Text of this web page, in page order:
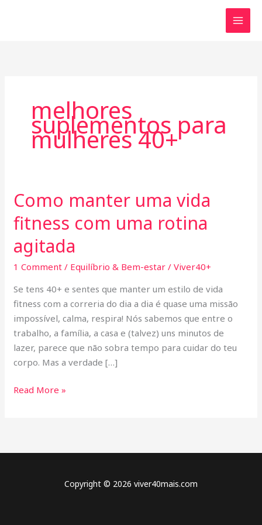
melhores
suplementos para
mulheres 40+
Como manter uma vida
fitness com uma rotina
agitada
1 Comment / Equilíbrio & Bem-estar /Viver40+
Se tens 40+ e sentes que manter um estilo de vida
fitness com a correria do dia a dia é quase uma missão
impossível, calma, respira! Nós sabemos que entre o
trabalho, a família, a casa e (talvez) uns minutos de
lazer, parece que não sobra tempo para cuidar do teu
corpo. Mas a verdade […]
Como
manter
uma
fitness
com
rotina
Read More »
Copyright © 2026 viver40mais.com